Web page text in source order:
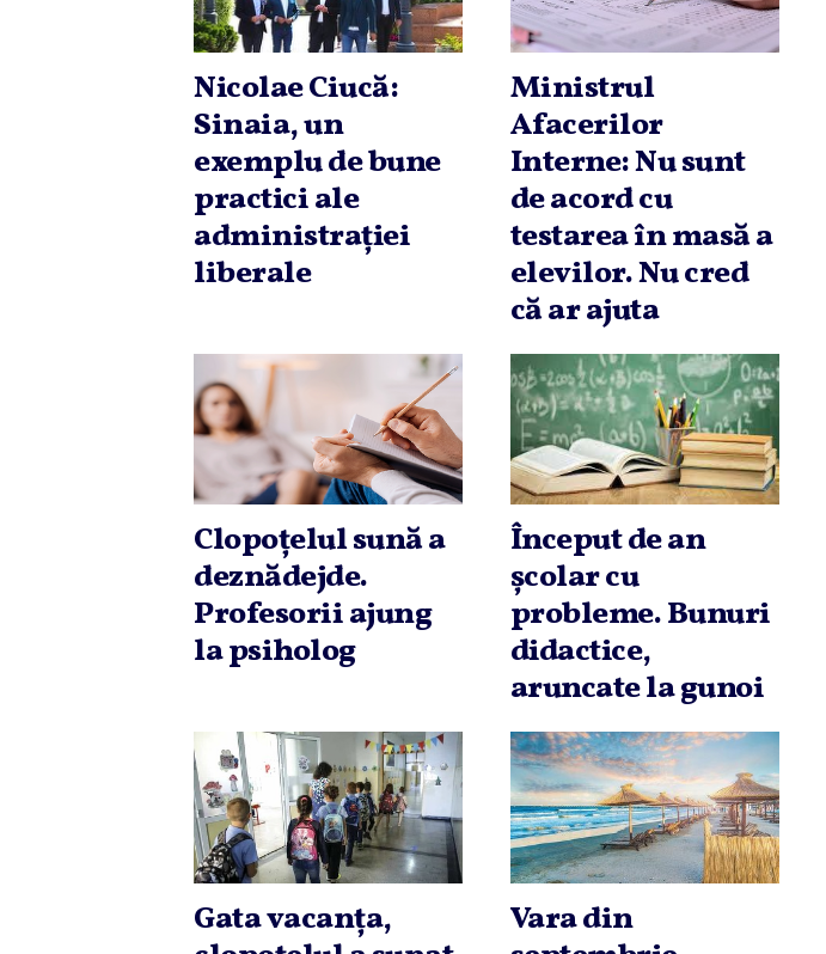
Nicolae Ciucă:
Sinaia, un
exemplu de bune
practici ale
administraţiei
liberale
Ministrul
Afacerilor
Interne: Nu sunt
de acord cu
testarea în masă a
elevilor. Nu cred
că ar ajuta
Clopoţelul sună a
deznădejde.
Profesorii ajung
la psiholog
Început de an
şcolar cu
probleme. Bunuri
didactice,
aruncate la gunoi
Gata vacanţa,
Vara din